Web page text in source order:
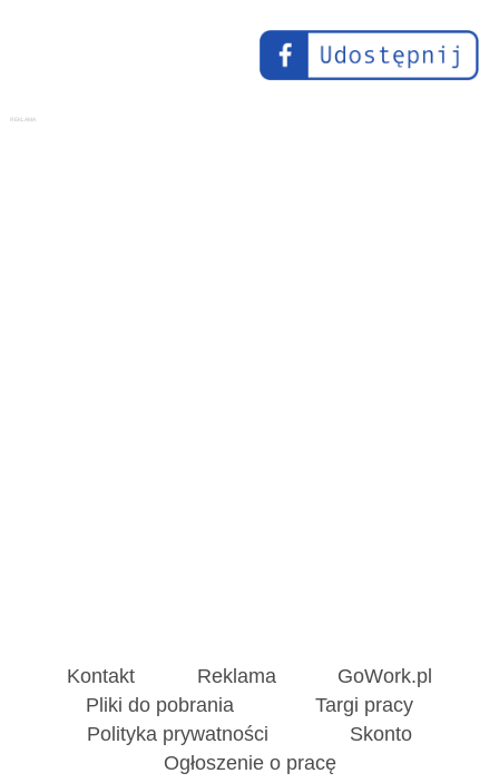
Kontakt Reklama
GoWork.pl
Pliki do pobrania
Targi pracy
Polityka prywatności
Skonto
Ogłoszenie o pracę